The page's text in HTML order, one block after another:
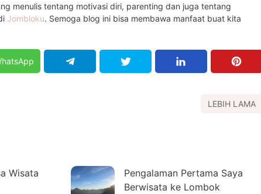
menulis tentang motivasi diri, parenting dan juga tentang
Jombloku. Semoga blog ini bisa membawa manfaat buat kita
LEBIH LAMA
Wisata
Pengalaman Pertama Saya
Berwisata ke Lombok